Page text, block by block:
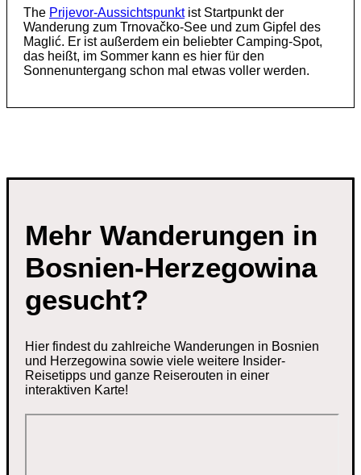
The Prijevor-Aussichtspunktist Startpunkt der
Wanderung zum Trnovačko-See und zum Gipfel des
Maglić. Er ist außerdem ein beliebter Camping-Spot,
das heißt, im Sommer kann es hier für den
Sonnenuntergang schon mal etwas voller werden.
Mehr Wanderungen in
Bosnien-Herzegowina
gesucht?
Hier findest du zahlreiche Wanderungen in Bosnien
und Herzegowina sowie viele weitere Insider-
Reisetipps und ganze Reiserouten in einer
interaktiven Karte!